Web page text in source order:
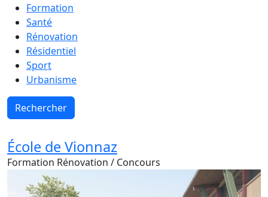
Formation
Santé
Rénovation
Résidentiel
Sport
Urbanisme
École de Vionnaz
Formation Rénovation / Concours